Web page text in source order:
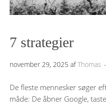
7 strategier
november 29, 2025 afThomas
De fleste mennesker søger
måde: De åbner Google,